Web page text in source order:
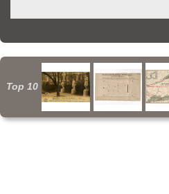
Top 10